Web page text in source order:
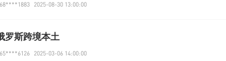
2025-08-30 13:00:00
罗斯跨境本土
2025-03-06 14:00:00